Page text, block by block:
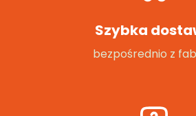
Szybka
bezpośrednio z